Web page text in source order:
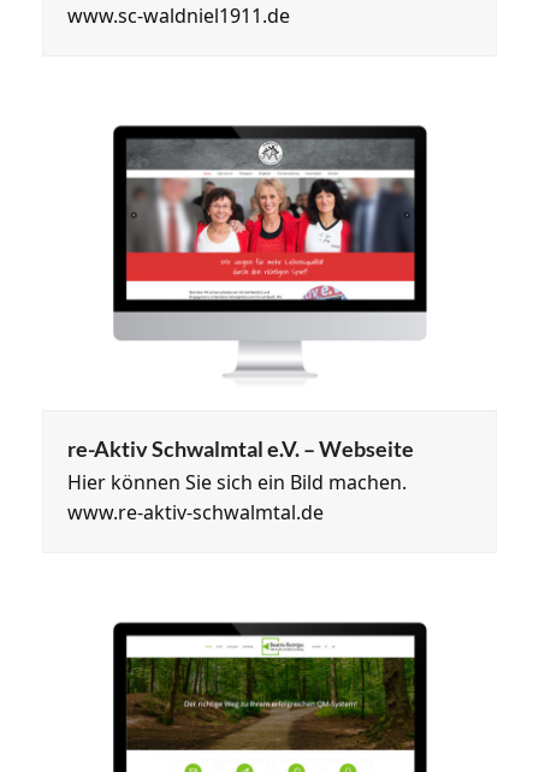
www.sc-waldniel1911.de
re-Aktiv Schwalmtal e.V. – Webseite
Hier können Sie sich ein Bild machen.
www.re-aktiv-schwalmtal.de